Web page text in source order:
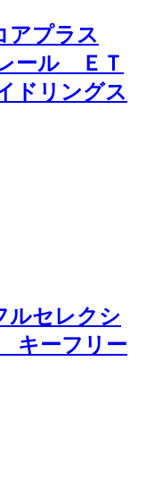
アプラス
ール ＥＴ
ドリングス
ルセレクシ
キーフリー